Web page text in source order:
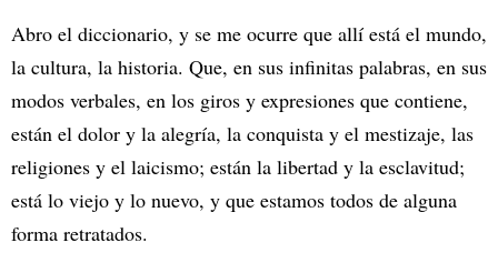
Abro el diccionario, y se me ocurre que allí está el mundo,
la cultura, la historia. Que, en sus infinitas palabras, en sus
modos verbales, en los giros y expresiones que contiene,
están el dolor y la alegría, la conquista y el mestizaje, las
religiones y el laicismo; están la libertad y la esclavitud;
está lo viejo y lo nuevo, y que estamos todos de alguna
forma retratados.